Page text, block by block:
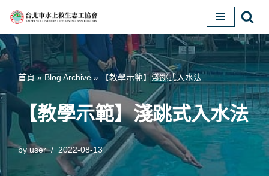
Skip
content
首頁» Blog Archive» 【教學示範】淺跳式入水法
【教學示範】淺跳式入水法
byuser 2022-08-13